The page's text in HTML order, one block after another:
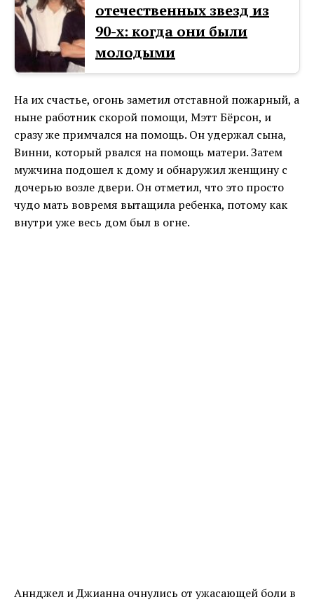
отечественных звезд из
90-х: когда они были
молодыми
На их счастье, огонь заметил отставной пожарный, а
ныне работник скорой помощи, Мэтт Бёрсон, и
сразу же примчался на помощь. Он удержал сына,
Винни, который рвался на помощь матери. Затем
мужчина подошел к дому и обнаружил женщину с
дочерью возле двери. Он отметил, что это просто
чудо мать вовремя вытащила ребенка, потому как
внутри уже весь дом был в огне.
Аннджел и Джианна очнулись от ужасающей боли в